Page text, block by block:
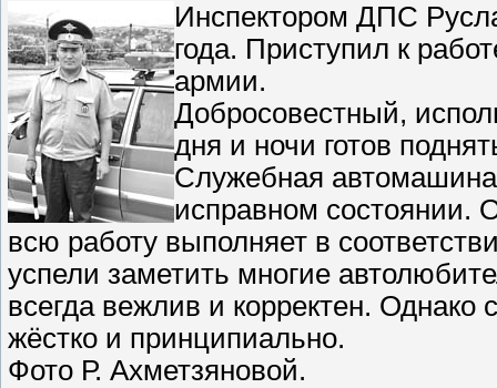
Инспектором ДПС
года. Приступил к
армии.
Добросовестный,
дня и ночи готов
Служебная
исправном состоянии.
всю работу выполняет в
успели заметить многие
всегда вежлив и корректен.
жёстко и принципиально.
Фото Р. Ахметзяновой.